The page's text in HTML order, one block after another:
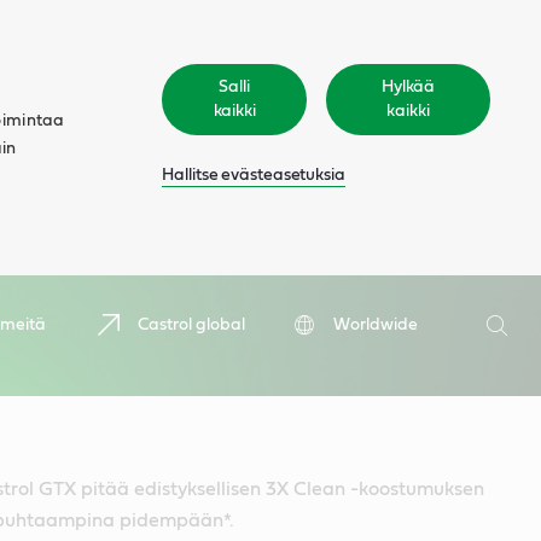
Salli
kaikki
Hylkää
kaikki
Hallitse evästeasetuksia
Castrol global
Worldwide
Hae
GTX pitää edistyksellisen 3X Clean -koostumuksen
pidempään*.